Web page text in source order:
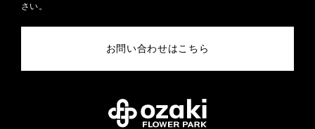
さい。
お問い合わせはこちら